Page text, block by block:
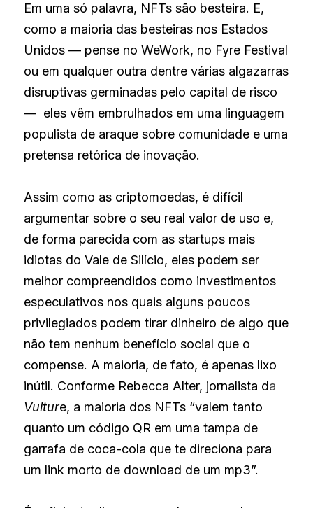
Em uma só palavra, NFTs são besteira. E,
como a maioria das besteiras nos Estados
Unidos — pense no WeWork, no Fyre Festival
ou em qualquer outra dentre várias algazarras
disruptivas germinadas pelo capital de risco
—  eles vêm embrulhados em uma linguagem
populista de araque sobre comunidade e uma
pretensa retórica de inovação.
Assim como as criptomoedas, é difícil
argumentar sobre o seu real valor de uso e,
de forma parecida com as startups mais
idiotas do Vale de Silício, eles podem ser
melhor compreendidos como investimentos
especulativos nos quais alguns poucos
privilegiados podem tirar dinheiro de algo que
não tem nenhum benefício social que o
compense. A maioria, de fato, é apenas lixo
inútil. Conforme Rebecca Alter, jornalista da
Vulture, a maioria dos NFTs “valem tanto
quanto um código QR em uma tampa de
garrafa de coca-cola que te direciona para
um link morto de download de um mp3”.